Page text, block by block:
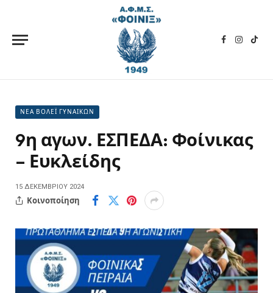
Facebook
ΝΕΑ ΒΟΛΕΪ ΓΥΝΑΙΚΩΝ
9η αγων. ΕΣΠΕΔΑ: Φοίνικας
– Ευκλείδης
15 ΔΕΚΕΜΒΡΊΟΥ 2024
Κοινοποίηση